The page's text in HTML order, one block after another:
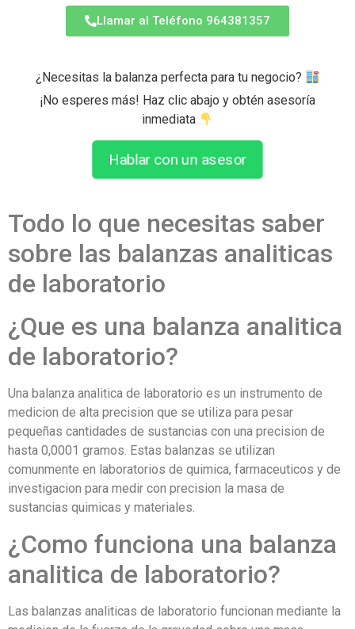
Llamar al Teléfono 964381357
¿Necesitas la balanza perfecta para tu negocio?
¡No esperes más! Haz clic abajo y obtén asesoría
inmediata
Hablar con un asesor
Todo lo que necesitas saber
sobre las balanzas analiticas
de laboratorio
¿Que es una balanza analitica
de laboratorio?
Una balanza analitica de laboratorio es un instrumento de
medicion de alta precision que se utiliza para pesar
pequeñas cantidades de sustancias con una precision de
hasta 0,0001 gramos. Estas balanzas se utilizan
comunmente en laboratorios de quimica, farmaceuticos y de
investigacion para medir con precision la masa de
sustancias quimicas y materiales.
¿Como funciona una balanza
analitica de laboratorio?
Las balanzas analiticas de laboratorio funcionan mediante la